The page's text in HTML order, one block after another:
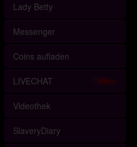
Lady Betty
Messenger
Coins aufladen
LIVECHAT Offline
Videothek
SlaveryDiary